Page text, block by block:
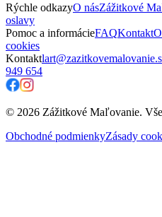
Rýchle odkazyO násZážitkové
oslavy
Pomoc a informácieFAQKontakt
cookies
Kontakt
949 654
© 2026 Zážitkové Maľovanie.
Obchodné podmienkyZásady